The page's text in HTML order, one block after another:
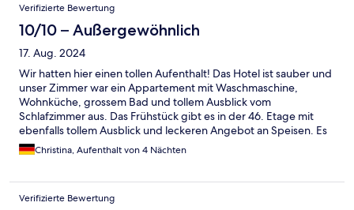
Verifizierte Bewertung
10/10 – Außergewöhnlich
17. Aug. 2024
Wir hatten hier einen tollen Aufenthalt! Das Hotel ist sauber und
unser Zimmer war ein Appartement mit Waschmaschine,
Wohnküche, grossem Bad und tollem Ausblick vom
Schlafzimmer aus. Das Frühstück gibt es in der 46. Etage mit
ebenfalls tollem Ausblick und leckeren Angebot an Speisen. Es
war sauber, das Personal war super und den Pool haben wir
ebenfalls jeden Tag genutzt. Die Lage ist so super zentral direkt
ist unschlagbar. Also absolute Empfehlung. Die Baustellen
nebenan haben uns nicht gestört auch optisch nicht.
Christina, Aufenthalt von 4 Nächten
Verifizierte Bewertung